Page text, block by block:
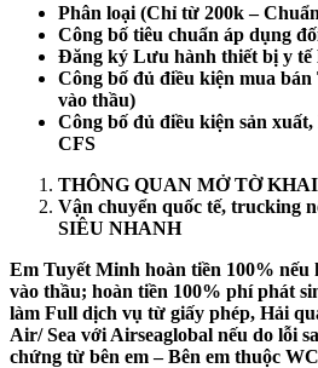
Phân loại (Chỉ từ 200k –
Công bố tiêu chuẩn áp dụng
Đăng ký Lưu hành thiết bị y tế
Công bố đủ điều kiện mua
vào thầu)
Công bố đủ điều kiện sản xuất,
CFS
THÔNG QUAN MỞ TỜ
Vận chuyển quốc tế, trucking
SIÊU NHANH
Em Tuyết Minh hoàn tiền 100% nếu
vào thầu; hoàn tiền 100% phí phát
làm Full dịch vụ từ giấy phép, Hải
Air/ Sea với Airseaglobal nếu do lỗi
chứng từ bên em – Bên em thuộc